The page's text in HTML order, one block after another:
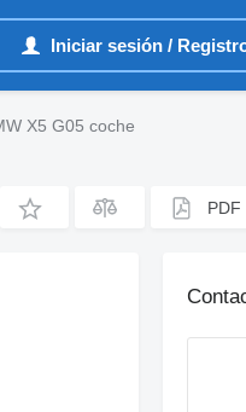
Iniciar sesión /
X5 G05 coche
PDF